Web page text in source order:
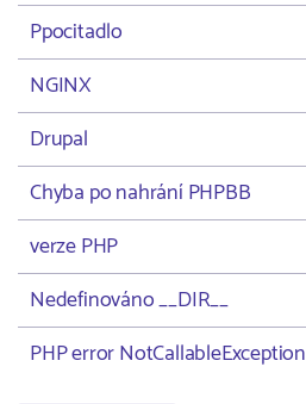
Ppocitadlo
NGINX
Drupal
Chyba po nahrání PHPBB
verze PHP
Nedefinováno __DIR__
PHP error NotCallableException